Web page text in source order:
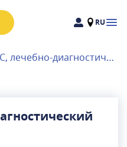
RU
БИОСС, лечебно-диагностический центр